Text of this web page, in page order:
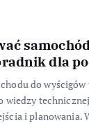
dla
do
wiedzy
i planowania.